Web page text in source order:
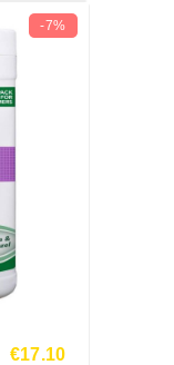
-7%
€17.10